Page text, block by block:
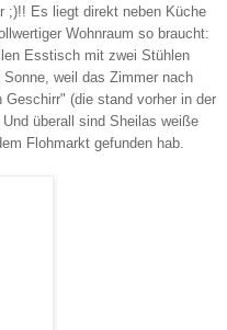
;)!! Es liegt direkt neben Küche
Wohnraum so braucht:
Esstisch mit zwei Stühlen
weil das Zimmer nach
(die stand vorher in der
überall sind Sheilas weiße
Flohmarkt gefunden hab.